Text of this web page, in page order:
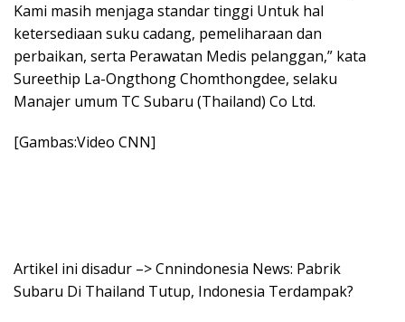
Kami masih menjaga standar tinggi Untuk hal
ketersediaan suku cadang, pemeliharaan dan
perbaikan, serta Perawatan Medis pelanggan,” kata
Sureethip La-Ongthong Chomthongdee, selaku
Manajer umum TC Subaru (Thailand) Co Ltd.
[Gambas:Video CNN]
Artikel ini disadur –> Cnnindonesia News: Pabrik
Subaru Di Thailand Tutup, Indonesia Terdampak?